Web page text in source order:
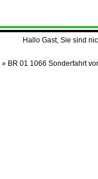
Hallo Gast, Sie sind
» BR 01 1066 Sonderfahrt